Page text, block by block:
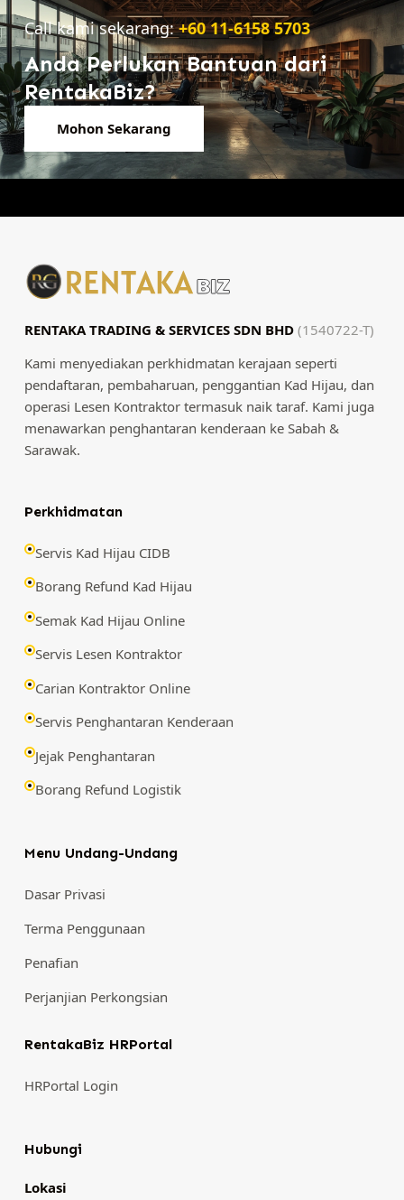
Call kami sekarang:+60 11-6158 5703
Anda Perlukan Bantuan dari
RentakaBiz?
Mohon Sekarang
RENTAKA TRADING & SERVICES SDN BHD (1540722-T)
Kami menyediakan perkhidmatan kerajaan seperti
pendaftaran, pembaharuan, penggantian Kad Hijau, dan
operasi Lesen Kontraktor termasuk naik taraf. Kami juga
menawarkan penghantaran kenderaan ke Sabah &
Sarawak.
Perkhidmatan
Servis Kad Hijau CIDB
Borang Refund Kad Hijau
Semak Kad Hijau Online
Servis Lesen Kontraktor
Carian Kontraktor Online
Servis Penghantaran Kenderaan
Jejak Penghantaran
Borang Refund Logistik
Menu Undang-Undang
Dasar Privasi
Terma Penggunaan
Penafian
Perjanjian Perkongsian
RentakaBiz HRPortal
HRPortal Login
Hubungi
Lokasi